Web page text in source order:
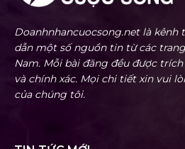
Doanhnhancuocsong.net là
dẫn một số nguồn tin từ các
Nam. Mỗi bài đăng đều được
và chính xác. Mọi chi tiết xin vui
của chúng tôi.